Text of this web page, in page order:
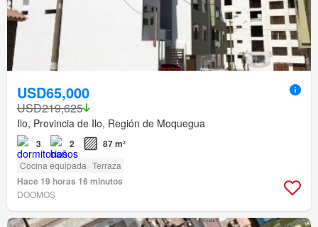
USD65,000
USD219,625
Ilo, Provincia de Ilo, Región de Moquegua
3 2 87 m²
Cocina equipada Terraza
Hace 19 horas 16 minutos
DOOMOS